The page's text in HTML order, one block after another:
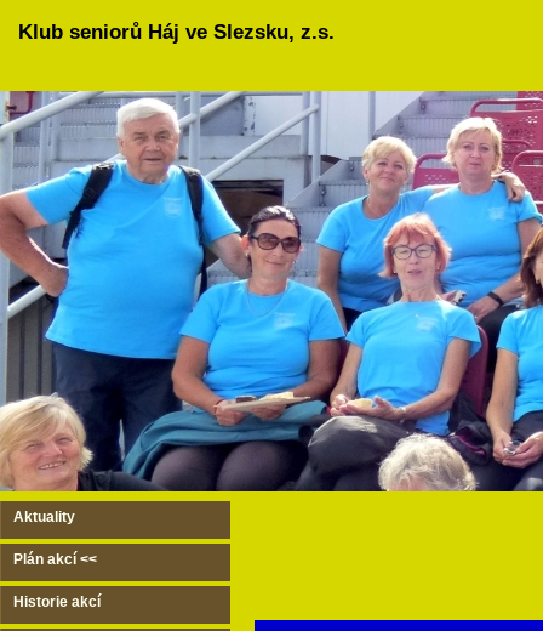
Klub seniorů Háj ve Slezsku, z.s.
Aktuality
Plán akcí <<
Historie akcí